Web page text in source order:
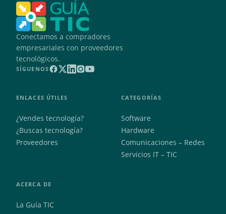
Conectamos a compradores
empresariales con proveedores
tecnológicos.
SÍGUENOS
ENLACES ÚTILES
¿Vendes tecnología?
¿Buscas tecnología?
Proveedores
CATEGORÍAS
Software
Hardware
Comunicaciones – Redes
Servicios IT – TIC
ACERCA DE
La Guía TIC